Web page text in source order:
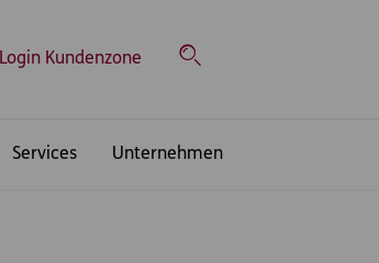
Login Kundenzone
Suche
Services Unternehmen